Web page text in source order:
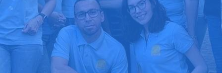
Pide tu presupuesto gratis
Llama hoy: 919 03 52 24